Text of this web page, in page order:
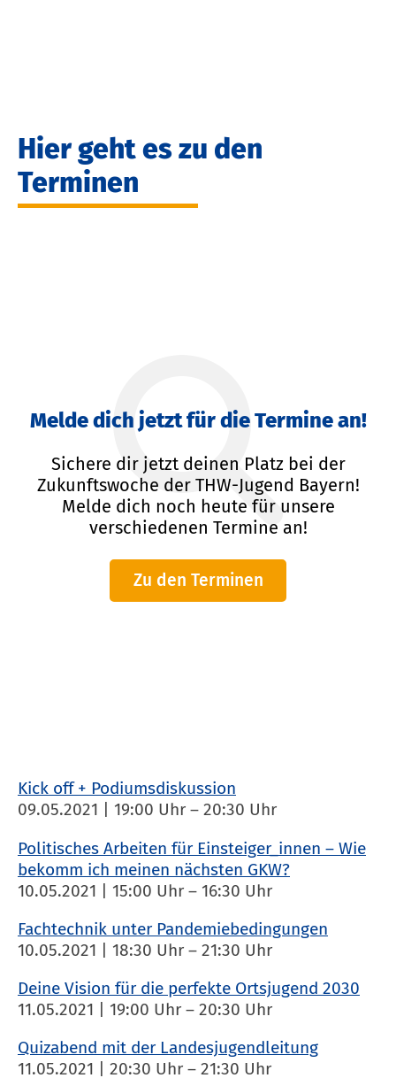
Hier geht es zu den
Terminen
Melde dich jetzt für die Termine an!
Sichere dir jetzt deinen Platz bei der
Zukunftswoche der THW-Jugend Bayern!
Melde dich noch heute für unsere
verschiedenen Termine an!
Zu den Terminen
Kick off + Podiumsdiskussion
09.05.2021 | 19:00 Uhr – 20:30 Uhr
Politisches Arbeiten für Einsteiger_innen – Wie
bekomm ich meinen nächsten GKW?
10.05.2021 | 15:00 Uhr – 16:30 Uhr
Fachtechnik unter Pandemiebedingungen
10.05.2021 | 18:30 Uhr – 21:30 Uhr
Deine Vision für die perfekte Ortsjugend 2030
11.05.2021 | 19:00 Uhr – 20:30 Uhr
Quizabend mit der Landesjugendleitung
11.05.2021 | 20:30 Uhr – 21:30 Uhr